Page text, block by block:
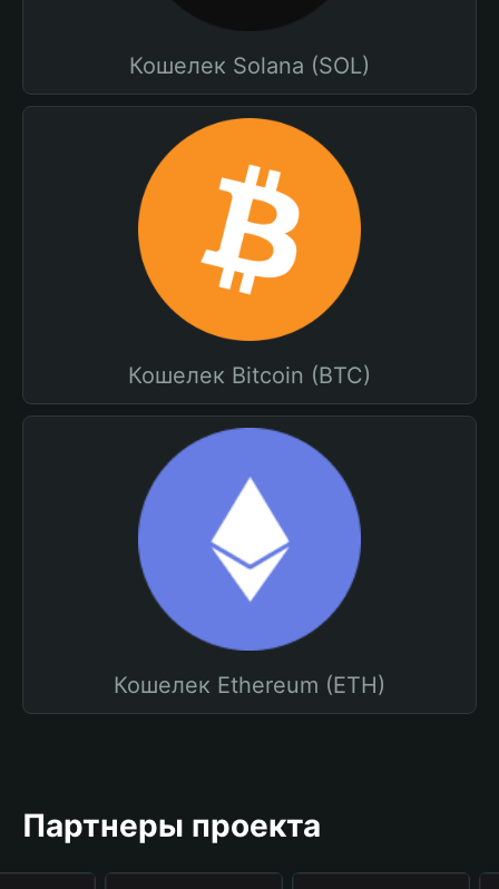
Кошелек Solana (SOL)
Кошелек Bitcoin (BTC)
Кошелек Ethereum (ETH)
Партнеры проекта